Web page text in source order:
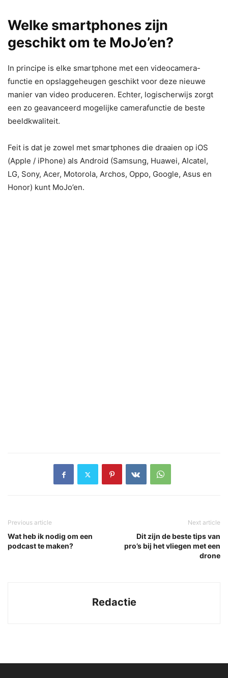
Welke smartphones zijn
geschikt om te MoJo’en?
In principe is elke smartphone met een videocamera-
functie en opslaggeheugen geschikt voor deze nieuwe
manier van video produceren. Echter, logischerwijs zorgt
een zo geavanceerd mogelijke camerafunctie de beste
beeldkwaliteit.
Feit is dat je zowel met smartphones die draaien op iOS
(Apple / iPhone) als Android (Samsung, Huawei, Alcatel,
LG, Sony, Acer, Motorola, Archos, Oppo, Google, Asus en
Honor) kunt MoJo’en.
Previous article
Wat heb ik nodig om een
podcast te maken?
Next article
Dit zijn de beste tips van
pro’s bij het vliegen met een
drone
Redactie